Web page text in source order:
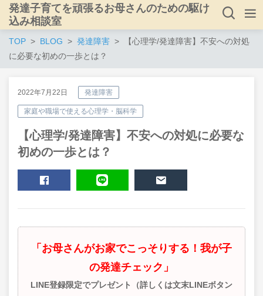
発達子育てを頑張るお母さんのための駆け
込み相談室
TOP BLOG 発達障害
【心理学/発達障害】不安への対処
に必要な初めの一歩とは？
2022年7月22日 発達障害
家庭や職場で使える心理学・脳科学
【心理学/発達障害】不安への対処に必要な
初めの一歩とは？
「お母さんがお家でこっそりする！我が子
の発達チェック」
LINE登録限定でプレゼント（詳しくは文末LINEボタン